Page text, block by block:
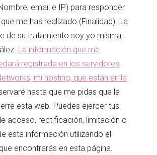
email e IP) para responder
me has realizado.(Finalidad). La
de su tratamiento soy yo misma,
La información que me
registrada en los servidores
mi hosting, que están en la
hasta que me pidas que la
esta web. Puedes ejercer tus
acceso, rectificación, limitación o
esta información utilizando el
encontrarás en esta página.